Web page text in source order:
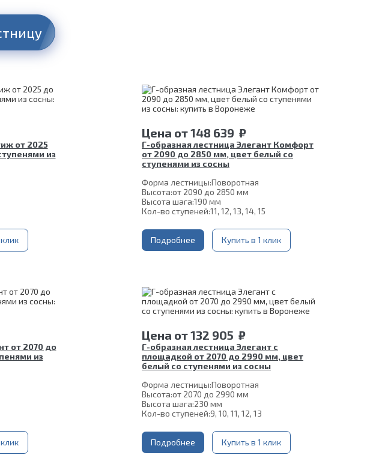
от 2025
из
25 лет
Цена от148 639 ₽
Г-образная лестница Элегант Комфорт
от 2090 до 2850 мм, цвет белый со
ступенями из сосны
Форма лестницы:Поворотная
Высота:от 2090 до 2850 мм
Высота шага:190 мм
Кол-во ступеней:11, 12, 13, 14, 15
Глубина ступени:
300 мм
Материал каркаса:
Сталь
Конструкция:На двойном косоуре
Угол наклона:
Срок гарантии (на металлокаркас):
25 лет
Подробнее Купить в 1 клик
от 2070 до
из
Цена от132 905 ₽
Г-образная лестница Элегант с
площадкой от 2070 до 2990 мм, цвет
белый со ступенями из сосны
Форма лестницы:Поворотная
Высота:от 2070 до 2990 мм
Высота шага:230 мм
Кол-во ступеней:9, 10, 11, 12, 13
Глубина ступени:
300 мм
Материал каркаса:
Сталь
Материал ступеней:Сосна
Подробнее Купить в 1 клик